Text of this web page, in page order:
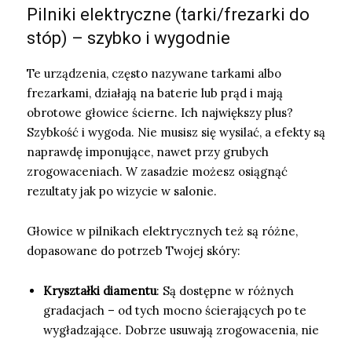
Pilniki elektryczne (tarki/frezarki do
stóp) – szybko i wygodnie
Te urządzenia, często nazywane tarkami albo
frezarkami, działają na baterie lub prąd i mają
obrotowe głowice ścierne. Ich największy plus?
Szybkość i wygoda. Nie musisz się wysilać, a efekty są
naprawdę imponujące, nawet przy grubych
zrogowaceniach. W zasadzie możesz osiągnąć
rezultaty jak po wizycie w salonie.
Głowice w pilnikach elektrycznych też są różne,
dopasowane do potrzeb Twojej skóry:
Kryształki diamentu: Są dostępne w różnych
gradacjach – od tych mocno ścierających po te
wygładzające. Dobrze usuwają zrogowacenia, nie